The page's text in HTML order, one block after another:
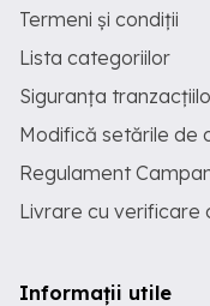
Termeni și condiții
Lista categoriilor
Siguranța
Modifică setările de
Regulament
Livrare cu verificare
Informații utile